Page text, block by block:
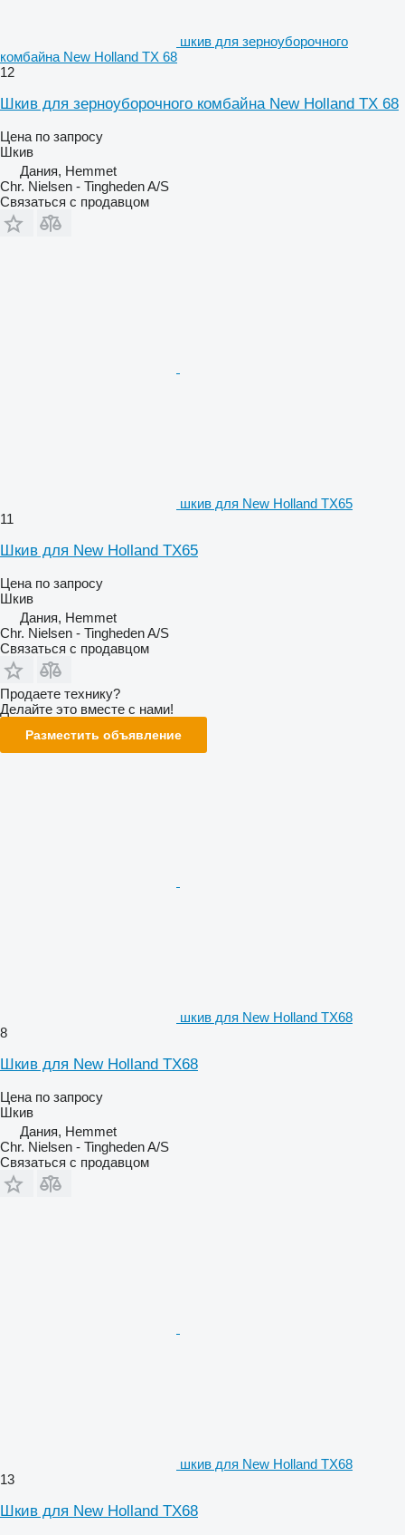
шкив для зерноуборочного
комбайна New Holland TX 68
12
Шкив для зерноуборочного комбайна New Holland TX 68
Цена по запросу
Шкив
Дания, Hemmet
Chr. Nielsen - Tingheden A/S
Связаться с продавцом
шкив для New Holland TX65
11
Шкив для New Holland TX65
Цена по запросу
Шкив
Дания, Hemmet
Chr. Nielsen - Tingheden A/S
Связаться с продавцом
Продаете технику?
Делайте это вместе с нами!
Разместить объявление
шкив для New Holland TX68
8
Шкив для New Holland TX68
Цена по запросу
Шкив
Дания, Hemmet
Chr. Nielsen - Tingheden A/S
Связаться с продавцом
шкив для New Holland TX68
13
Шкив для New Holland TX68